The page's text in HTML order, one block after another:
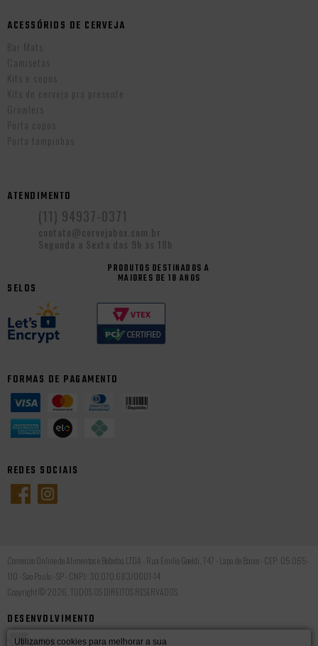
ACESSÓRIOS DE CERVEJA
Bar Mats
Camisetas
Kits e copos
Kits de cerveja pra presente
Growlers
Porta copos
Porta tampinhas
ATENDIMENTO
(11) 94937-0371
contato@cervejabox.com.br
Segunda a Sexta das 9h às 18h
PRODUTOS DESTINADOS A
MAIORES DE 18 ANOS
SELOS
FORMAS DE PAGAMENTO
REDES SOCIAIS
Comercio Online de Alimentos e Bebidas LTDA - Rua Emilio Goeldi, 747 - Lapa de Baixo - CEP: 05.065-
110 - Sao Paulo - SP - CNPJ: 30.070.683/0001-14
Copyright © 2026, TODOS OS DIREITOS RESERVADOS.
DESENVOLVIMENTO
Utilizamos cookies para melhorar a sua